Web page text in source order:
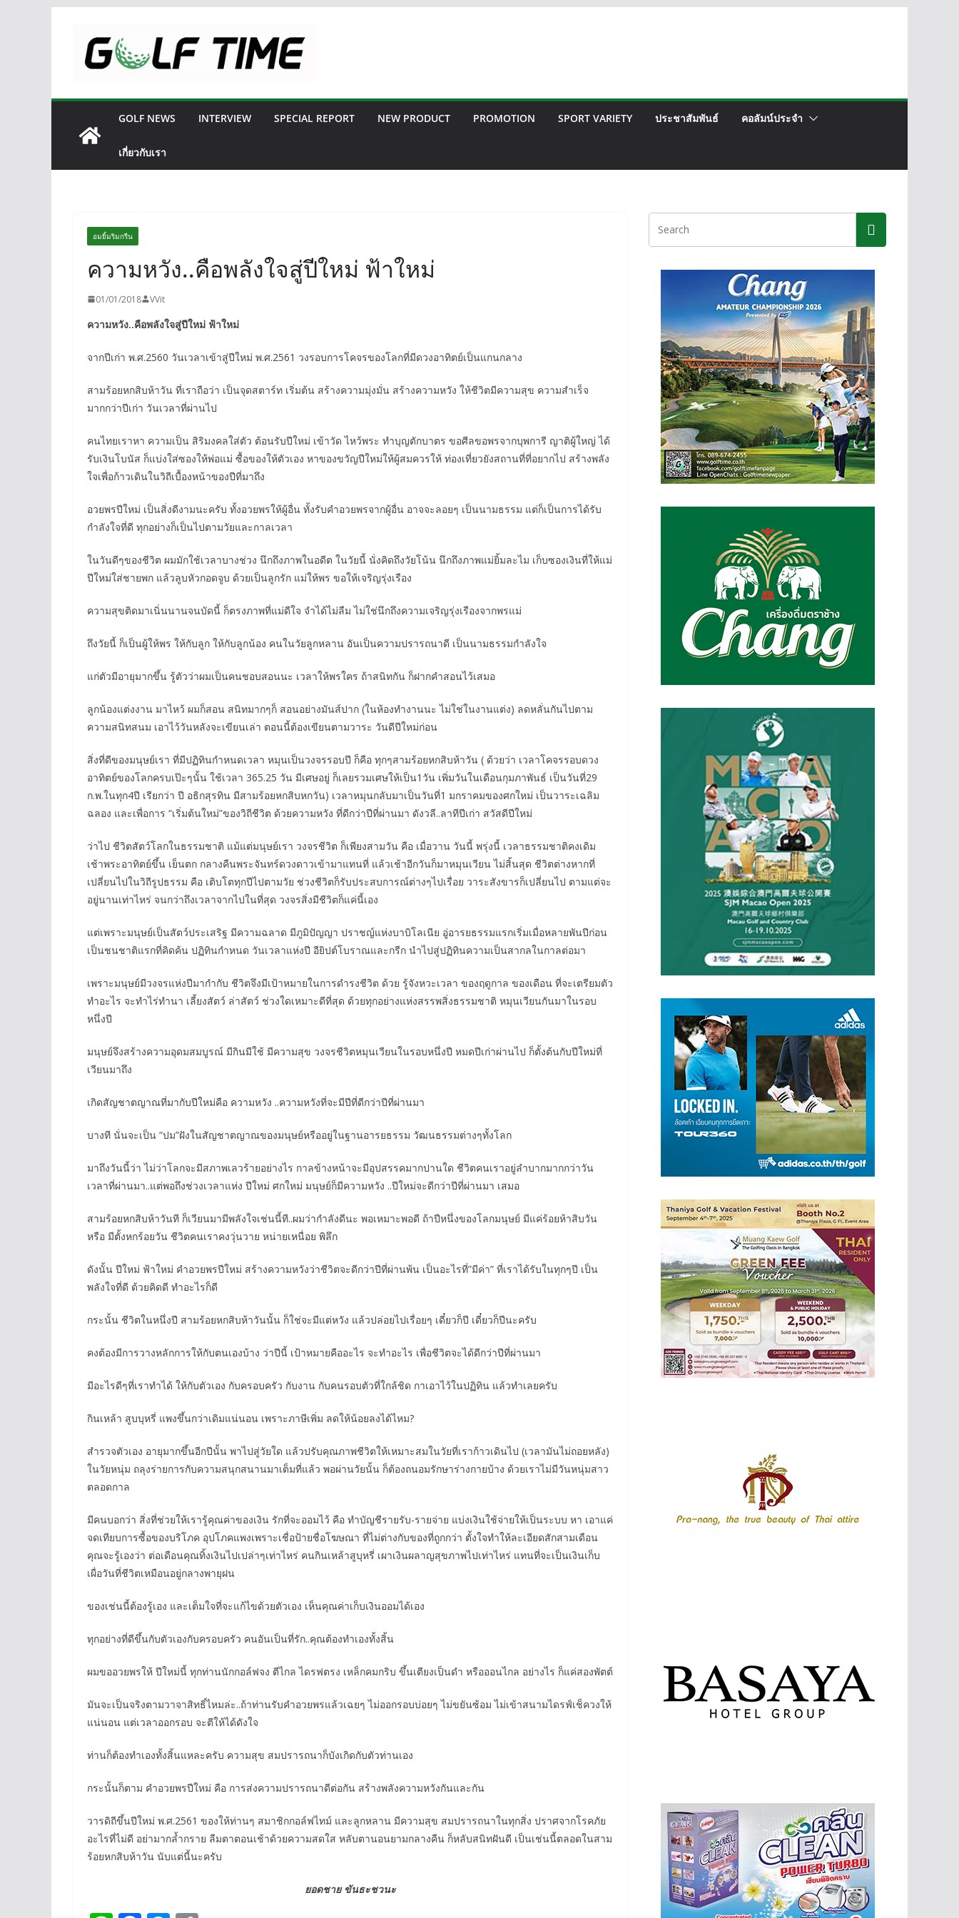
content
GOLF NEWS INTERVIEW SPECIAL REPORT NEW PRODUCT PROMOTION SPORT VARIETY ประชาสัมพันธ์ คอลัมน์ประจำ
เกี่ยวกับเรา
อมยิ้มริมกรีน
ความหวัง..คือพลังใจสู่ปีใหม่ ฟ้าใหม่
01/01/2018 VVit
ความหวัง..คือพลังใจสู่ปีใหม่ ฟ้าใหม่
จากปีเก่า พ.ศ.2560 วันเวลาเข้าสู่ปีใหม่ พ.ศ.2561 วงรอบการโคจรของโลกที่มีดวงอาทิตย์เป็นแกนกลาง
สามร้อยหกสิบห้าวัน ที่เราถือว่า เป็นจุดสตาร์ท เริ่มต้น สร้างความมุ่งมั่น สร้างความหวัง ให้ชีวิตมีความสุข ความสำเร็จ
มากกว่าปีเก่า วันเวลาที่ผ่านไป
คนไทยเราหา ความเป็น สิริมงคลใส่ตัว ต้อนรับปีใหม่ เข้าวัด ไหว้พระ ทำบุญตักบาตร ขอศีลขอพรจากบุพการี ญาติผู้ใหญ่ ได้
รับเงินโบนัส ก็แบ่งใส่ซองให้พ่อแม่ ซื้อของให้ตัวเอง หาของขวัญปีใหม่ให้ผู้สมควรให้ ท่องเที่ยวยังสถานที่ที่อยากไป สร้างพลัง
ใจเพื่อก้าวเดินในวิถีเบื้องหน้าของปีที่มาถึง
อวยพรปีใหม่ เป็นสิ่งดีงามนะครับ ทั้งอวยพรให้ผู้อื่น ทั้งรับคำอวยพรจากผู้อื่น อาจจะลอยๆ เป็นนามธรรม แต่ก็เป็นการได้รับ
กำลังใจที่ดี ทุกอย่างก็เป็นไปตามวัยและกาลเวลา
ในวันดีๆของชีวิต ผมมักใช้เวลาบางช่วง นึกถึงภาพในอดีต ในวัยนี้ นั่งคิดถึงวัยโน้น นึกถึงภาพแม่ยิ้มละไม เก็บซองเงินที่ให้แม่
ปีใหม่ใส่ชายพก แล้วลูบหัวกอดจูบ ด้วยเป็นลูกรัก แม่ให้พร ขอให้เจริญรุ่งเรือง
ความสุขติดมาเนิ่นนานจนบัดนี้ ก็ตรงภาพที่แม่ดีใจ จำได้ไม่ลืม ไม่ใช่นึกถึงความเจริญรุ่งเรืองจากพรแม่
ถึงวัยนี้ ก็เป็นผู้ให้พร ให้กับลูก ให้กับลูกน้อง คนในวัยลูกหลาน อันเป็นความปรารถนาดี เป็นนามธรรมกำลังใจ
แก่ตัวมีอายุมากขึ้น รู้ตัวว่าผมเป็นคนชอบสอนนะ เวลาให้พรใคร ถ้าสนิทกัน ก็ฝากคำสอนไว้เสมอ
ลูกน้องแต่งงาน มาไหว้ ผมก็สอน สนิทมากๆก็ สอนอย่างมันส์ปาก (ในห้องทำงานนะ ไม่ใช่ในงานแต่ง) ลดหลั่นกันไปตาม
ความสนิทสนม เอาไว้วันหลังจะเขียนเล่า ตอนนี้ต้องเขียนตามวาระ วันดีปีใหม่ก่อน
สิ่งที่ดีของมนุษย์เรา ที่มีปฏิทินกำหนดเวลา หมุนเป็นวงจรรอบปี ก็คือ ทุกๆสามร้อยหกสิบห้าวัน ( ด้วยว่า เวลาโคจรรอบดวง
อาทิตย์ของโลกครบเป๊ะๆนั้น ใช้เวลา 365.25 วัน มีเศษอยู่ ก็เลยรวมเศษให้เป็น1วัน เพิ่มวันในเดือนกุมภาพันธ์ เป็นวันที่29
ก.พ.ในทุก4ปี เรียกว่า ปี อธิกสุรทิน มีสามร้อยหกสิบหกวัน) เวลาหมุนกลับมาเป็นวันที่1 มกราคมของศกใหม่ เป็นวาระเฉลิม
ฉลอง และเพื่อการ “เริ่มต้นใหม่”ของวิถีชีวิต ด้วยความหวัง ที่ดีกว่าปีที่ผ่านมา ดังวลี..ลาทีปีเก่า สวัสดีปีใหม่
ว่าไป ชีวิตสัตว์โลกในธรรมชาติ แม้แต่มนุษย์เรา วงจรชีวิต ก็เพียงสามวัน คือ เมื่อวาน วันนี้ พรุ่งนี้ เวลาธรรมชาติคงเดิม
เช้าพระอาทิตย์ขึ้น เย็นตก กลางคืนพระจันทร์ดวงดาวเข้ามาแทนที่ แล้วเช้าอีกวันก็มาหมุนเวียน ไม่สิ้นสุด ชีวิตต่างหากที่
เปลี่ยนไปในวิถีรูปธรรม คือ เติบโตทุกปีไปตามวัย ช่วงชีวิตก็รับประสบการณ์ต่างๆไปเรื่อย วาระสังขารก็เปลี่ยนไป ตามแต่จะ
อยู่นานเท่าไหร่ จนกว่าถึงเวลาจากไปในที่สุด วงจรสิ่งมีชีวิตก็แค่นี้เอง
แต่เพราะมนุษย์เป็นสัตว์ประเสริฐ มีความฉลาด มีภูมิปัญญา ปราชญ์แห่งบาบิโลเนีย อู่อารยธรรมแรกเริ่มเมื่อหลายพันปีก่อน
เป็นชนชาติแรกที่คิดค้น ปฏิทินกำหนด วันเวลาแห่งปี อียิปต์โบราณและกรีก นำไปสู่ปฏิทินความเป็นสากลในกาลต่อมา
เพราะมนุษย์มีวงจรแห่งปีมากำกับ ชีวิตจึงมีเป้าหมายในการดำรงชีวิต ด้วย รู้จังหวะเวลา ของฤดูกาล ของเดือน ที่จะเตรียมตัว
ทำอะไร จะทำไร่ทำนา เลี้ยงสัตว์ ล่าสัตว์ ช่วงใดเหมาะดีที่สุด ด้วยทุกอย่างแห่งสรรพสิ่งธรรมชาติ หมุนเวียนกันมาในรอบ
หนึ่งปี
มนุษย์จึงสร้างความอุดมสมบูรณ์ มีกินมีใช้ มีความสุข วงจรชีวิตหมุนเวียนในรอบหนึ่งปี หมดปีเก่าผ่านไป ก็ตั้งต้นกับปีใหม่ที่
เวียนมาถึง
เกิดสัญชาตญาณที่มากับปีใหม่คือ ความหวัง ..ความหวังที่จะมีปีที่ดีกว่าปีที่ผ่านมา
บางที นั่นจะเป็น “ปม”ฝังในสัญชาตญาณของมนุษย์หรืออยู่ในฐานอารยธรรม วัฒนธรรมต่างๆทั้งโลก
มาถึงวันนี้ว่า ไม่ว่าโลกจะมีสภาพเลวร้ายอย่างไร กาลข้างหน้าจะมีอุปสรรคมากปานใด ชีวิตคนเราอยู่ลำบากมากกว่าวัน
เวลาที่ผ่านมา..แต่พอถึงช่วงเวลาแห่ง ปีใหม่ ศกใหม่ มนุษย์ก็มีความหวัง ..ปีใหม่จะดีกว่าปีที่ผ่านมา เสมอ
สามร้อยหกสิบห้าวันที ก็เวียนมามีพลังใจเช่นนี้ที..ผมว่ากำลังดีนะ พอเหมาะพอดี ถ้าปีหนึ่งของโลกมนุษย์ มีแค่ร้อยห้าสิบวัน
หรือ มีตั้งหกร้อยวัน ชีวิตคนเราคงวุ่นวาย หน่ายเหนื่อย พิลึก
ดังนั้น ปีใหม่ ฟ้าใหม่ คำอวยพรปีใหม่ สร้างความหวังว่าชีวิตจะดีกว่าปีที่ผ่านพ้น เป็นอะไรที่”มีค่า” ที่เราได้รับในทุกๆปี เป็น
พลังใจที่ดี ด้วยคิดดี ทำอะไรก็ดี
กระนั้น ชีวิตในหนึ่งปี สามร้อยหกสิบห้าวันนั้น ก็ใช่จะมีแต่หวัง แล้วปล่อยไปเรื่อยๆ เดี๋ยวก็ปี เดี๋ยวก็ปีนะครับ
คงต้องมีการวางหลักการให้กับตนเองบ้าง ว่าปีนี้ เป้าหมายคืออะไร จะทำอะไร เพื่อชีวิตจะได้ดีกว่าปีที่ผ่านมา
มีอะไรดีๆที่เราทำได้ ให้กับตัวเอง กับครอบครัว กับงาน กับคนรอบตัวที่ใกล้ชิด กาเอาไว้ในปฏิทิน แล้วทำเลยครับ
กินเหล้า สูบบุหรี่ แพงขึ้นกว่าเดิมแน่นอน เพราะภาษีเพิ่ม ลดให้น้อยลงได้ไหม?
สำรวจตัวเอง อายุมากขึ้นอีกปีนั้น พาไปสู่วัยใด แล้วปรับคุณภาพชีวิตให้เหมาะสมในวัยที่เราก้าวเดินไป (เวลามันไม่ถอยหลัง)
ในวัยหนุ่ม ถลุงร่ายการกับความสนุกสนานมาเต็มที่แล้ว พอผ่านวัยนั้น ก็ต้องถนอมรักษาร่างกายบ้าง ด้วยเราไม่มีวันหนุ่มสาว
ตลอดกาล
มีคนบอกว่า สิ่งที่ช่วยให้เรารู้คุณค่าของเงิน รักที่จะออมไว้ คือ ทำบัญชีรายรับ-รายจ่าย แบ่งเงินใช้จ่ายให้เป็นระบบ หา เอาแค่
จดเทียบการซื้อของบริโภค อุปโภคแพงเพราะเชื่อป้ายชื่อโฆษณา ที่ไม่ต่างกับของที่ถูกกว่า ตั้งใจทำให้ละเอียดสักสามเดือน
คุณจะรู้เองว่า ต่อเดือนคุณทิ้งเงินไปเปล่าๆเท่าไหร่ คนกินเหล้าสูบุหรี่ เผาเงินผลาญสุขภาพไปเท่าไหร่ แทนที่จะเป็นเงินเก็บ
เผื่อวันที่ชีวิตเหมือนอยู่กลางพายุฝน
ของเช่นนี้ต้องรู้เอง และเต็มใจที่จะแก้ไขด้วยตัวเอง เห็นคุณค่าเก็บเงินออมได้เอง
ทุกอย่างที่ดีขึ้นกับตัวเองกับครอบครัว คนอันเป็นที่รัก..คุณต้องทำเองทั้งสิ้น
ผมขออวยพรให้ ปีใหม่นี้ ทุกท่านนักกอล์ฟจง ตีไกล ไดรฟตรง เหล็กคมกริบ ขึ้นเตียงเป็นดำ หรือออนไกล อย่างไร ก็แค่สองพัตต์
มันจะเป็นจริงตามวาจาสิทธิ์ไหมล่ะ..ถ้าท่านรับคำอวยพรแล้วเฉยๆ ไม่ออกรอบบ่อยๆ ไม่ขยันซ้อม ไม่เข้าสนามไดรฟ์เช็ควงให้
แน่นอน แต่เวลาออกรอบ จะตีให้ได้ดังใจ
ท่านก็ต้องทำเองทั้งสิ้นแหละครับ ความสุข สมปรารถนาก็บังเกิดกับตัวท่านเอง
กระนั้นก็ตาม คำอวยพรปีใหม่ คือ การส่งความปรารถนาดีต่อกัน สร้างพลังความหวังกันและกัน
วารดิถีขึ้นปีใหม่ พ.ศ.2561 ของให้ท่านๆ สมาชิกกอล์ฟไทม์ และลูกหลาน มีความสุข สมปรารถนาในทุกสิ่ง ปราศจากโรคภัย
อะไรที่ไม่ดี อย่ามากล้ำกราย ลืมตาตอนเช้าด้วยความสดใส หลับตานอนยามกลางคืน ก็หลับสนิทฝันดี เป็นเช่นนี้ตลอดในสาม
ร้อยหกสิบห้าวัน นับแต่นี้นะครับ
ยอดชาย ขันธะชวนะ